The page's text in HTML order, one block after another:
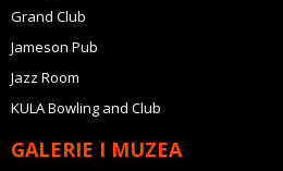
Grand Club
Jameson Pub
Jazz Room
KULA Bowling and Club
GALERIE I MUZEA